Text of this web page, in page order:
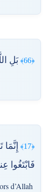
﴿66﴾ بَلِ
﴿17﴾
فَابْتَغُوا
d’Allah